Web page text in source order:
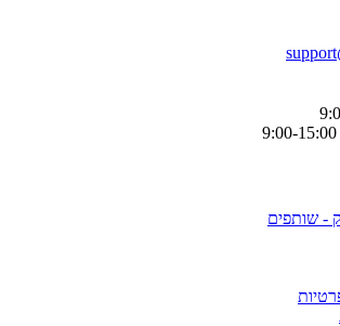
- שותפים